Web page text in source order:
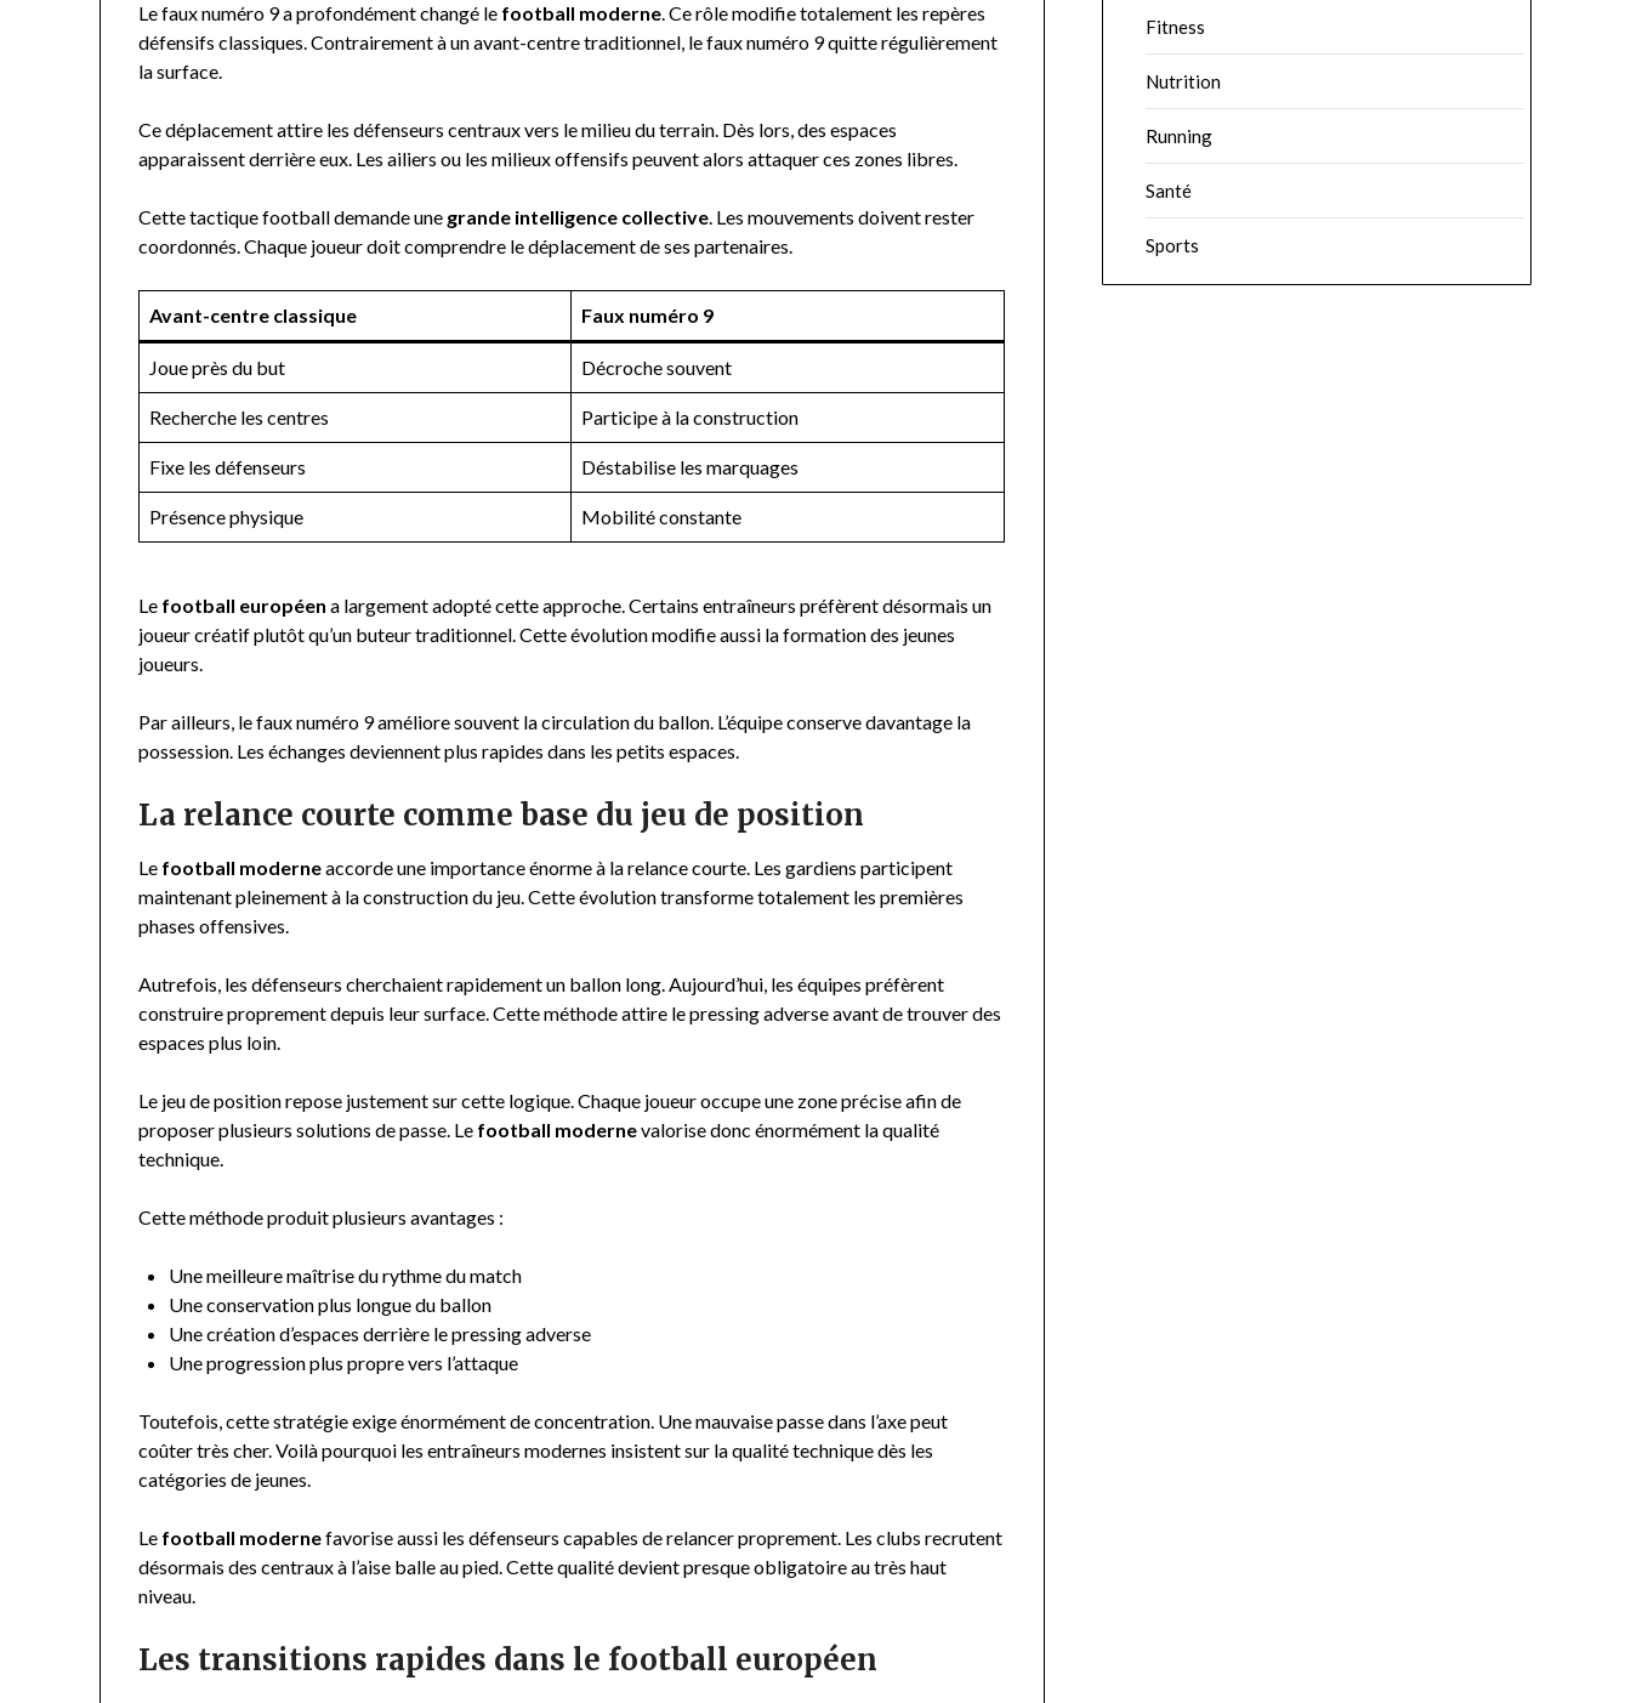
Le faux numéro 9 a profondément changé le football moderne. Ce rôle modifie totalement les repères
défensifs classiques. Contrairement à un avant-centre traditionnel, le faux numéro 9 quitte régulièrement
la surface.
Ce déplacement attire les défenseurs centraux vers le milieu du terrain. Dès lors, des espaces
apparaissent derrière eux. Les ailiers ou les milieux offensifs peuvent alors attaquer ces zones libres.
Cette tactique football demande une grande intelligence collective. Les mouvements doivent rester
coordonnés. Chaque joueur doit comprendre le déplacement de ses partenaires.
Avant-centre classique Faux numéro 9
Joue près du but Décroche souvent
Recherche les centres Participe à la construction
Fixe les défenseurs Déstabilise les marquages
Présence physique Mobilité constante
Le football européen a largement adopté cette approche. Certains entraîneurs préfèrent désormais un
joueur créatif plutôt qu’un buteur traditionnel. Cette évolution modifie aussi la formation des jeunes
joueurs.
Par ailleurs, le faux numéro 9 améliore souvent la circulation du ballon. L’équipe conserve davantage la
possession. Les échanges deviennent plus rapides dans les petits espaces.
La relance courte comme base du jeu de position
Le football moderneaccorde une importance énorme à la relance courte. Les gardiens participent
maintenant pleinement à la construction du jeu. Cette évolution transforme totalement les premières
phases offensives.
Autrefois, les défenseurs cherchaient rapidement un ballon long. Aujourd’hui, les équipes préfèrent
construire proprement depuis leur surface. Cette méthode attire le pressing adverse avant de trouver des
espaces plus loin.
Le jeu de position repose justement sur cette logique. Chaque joueur occupe une zone précise afin de
proposer plusieurs solutions de passe. Le football modernevalorise donc énormément la qualité
technique.
Cette méthode produit plusieurs avantages :
Une meilleure maîtrise du rythme du match
Une conservation plus longue du ballon
Une création d’espaces derrière le pressing adverse
Une progression plus propre vers l’attaque
Toutefois, cette stratégie exige énormément de concentration. Une mauvaise passe dans l’axe peut
coûter très cher. Voilà pourquoi les entraîneurs modernes insistent sur la qualité technique dès les
catégories de jeunes.
Le football modernefavorise aussi les défenseurs capables de relancer proprement. Les clubs recrutent
désormais des centraux à l’aise balle au pied. Cette qualité devient presque obligatoire au très haut
niveau.
Les transitions rapides dans le football européen
Fitness
Nutrition
Running
Santé
Sports